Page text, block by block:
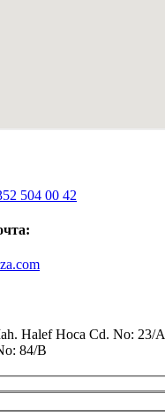
504 00 42
Halef Hoca Cd. No: 23/A
84/B